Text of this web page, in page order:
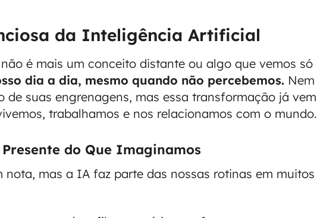
da Inteligência Artificial
é mais um conceito distante ou algo que vemos só
dia a dia, mesmo quando não percebemos. Nem
de suas engrenagens, mas essa transformação já vem
trabalhamos e nos relacionamos com o mundo.
do Que Imaginamos
nota, mas a IA faz parte das nossas rotinas em muitos